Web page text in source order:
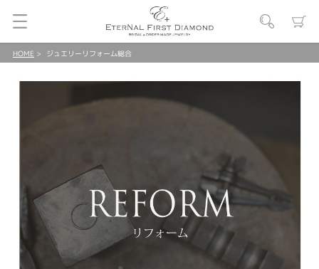
HOME ジュエリーリフォーム総合